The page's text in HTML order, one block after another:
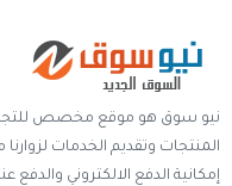
نيو سوق هو موقع مخصص للتجارة
المنتجات وتقديم الخدمات
إمكانية الدفع الالكتروني والدفع